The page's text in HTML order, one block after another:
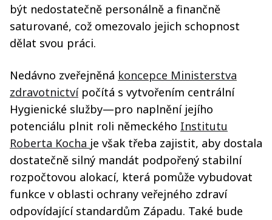
být nedostatečně personálně a finančně
saturované, což omezovalo jejich schopnost
dělat svou práci.
Nedávno zveřejněná koncepce Ministerstva
zdravotnictvípočítá s vytvořením centrální
Hygienické služby—pro naplnění jejího
potenciálu plnit roli německého Institutu
Roberta Kocha je však třeba zajistit, aby dostala
dostatečně silný mandát podpořený stabilní
rozpočtovou alokací, která pomůže vybudovat
funkce v oblasti ochrany veřejného zdraví
odpovídající standardům Západu. Také bude